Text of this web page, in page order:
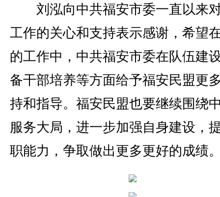
刘泓向中共福安市委一直以来
工作的关心和支持表示感谢，希望
的工作中，中共福安市委在队伍建
备干部培养等方面给予福安民盟更
持和指导。福安民盟也要继续围绕
服务大局，进一步加强自身建设，
职能力，争取做出更多更好的成绩